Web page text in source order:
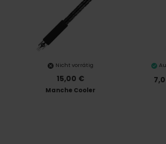
Nicht vorrätig
15,00 €
Manche Cooler